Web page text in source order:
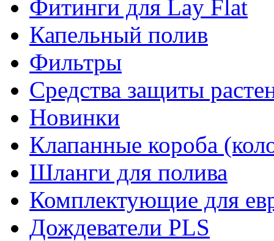
Фитинги для Lay Flat
Капельный полив
Фильтры
Средства защиты
Новинки
Клапанные короба
Шланги для полива
Комплектующие для
Дождеватели PLS